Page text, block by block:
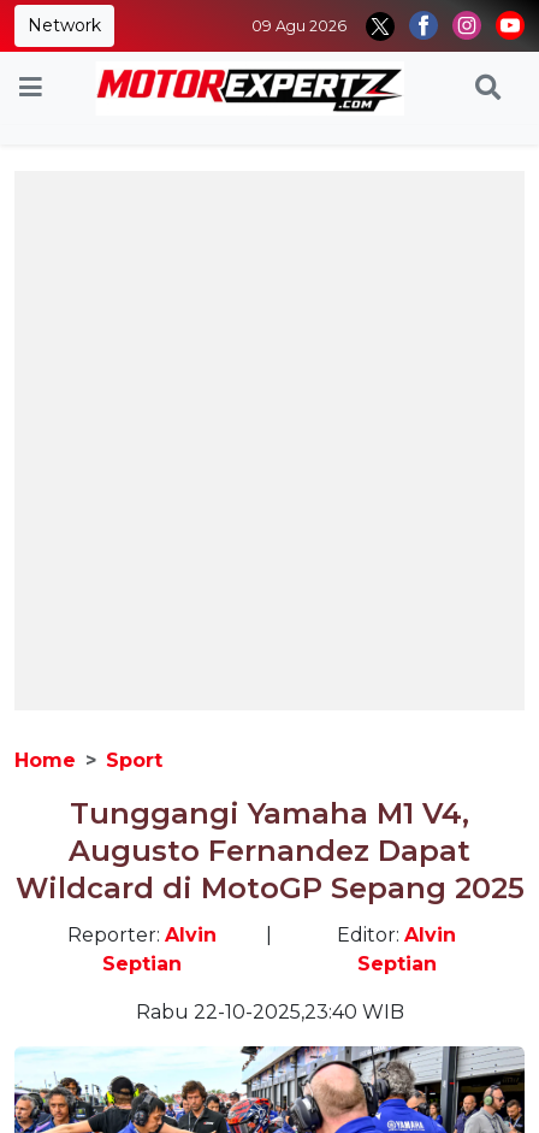
Network 09 Agu 2026
Home Sport
Tunggangi Yamaha M1 V4,
Augusto Fernandez Dapat
Wildcard di MotoGP Sepang 2025
Reporter: Alvin
Septian
Editor:Alvin
Septian
Rabu 22-10-2025,23:40 WIB